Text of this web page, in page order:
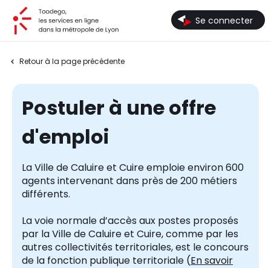
Se connecter
Retour à la page précédente
Postuler à une offre
d'emploi
La Ville de Caluire et Cuire emploie environ 600
agents intervenant dans près de 200 métiers
différents.
La voie normale d’accès aux postes proposés
par la Ville de Caluire et Cuire, comme par les
autres collectivités territoriales, est le concours
de la fonction publique territoriale (En savoir